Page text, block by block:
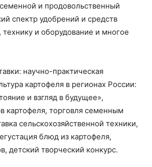
и продовольственный
спектр удобрений и средств
и оборудование и многое
научно-практическая
картофеля в регионах России:
и взгляд в будущее»,
картофеля, торговля семенным
сельскохозяйственной техники,
блюд из картофеля,
детский творческий конкурс.